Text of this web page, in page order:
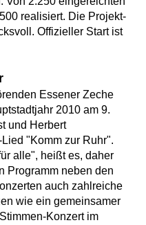
realisiert. Die Projekt-
Offizieller Start ist
Essener Zeche
2010 am 9.
und Herbert
"Komm zur Ruhr".
alle", heißt es, daher
Programm neben den
auch zahlreiche
wie ein gemeinsamer
Konzert im